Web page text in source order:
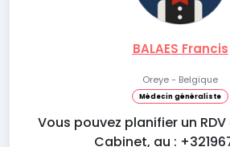
BALAES Francis
Oreye - Belgique
Médecin généraliste
Vous pouvez planifier un
Cabinet, au :